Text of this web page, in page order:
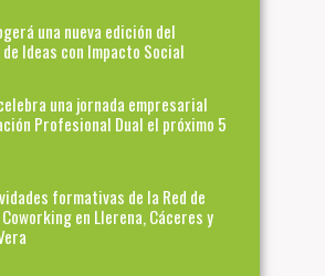
una nueva edición del
Ideas con Impacto Social
una jornada empresarial
Profesional Dual el próximo 5
formativas de la Red de
en Llerena, Cáceres y